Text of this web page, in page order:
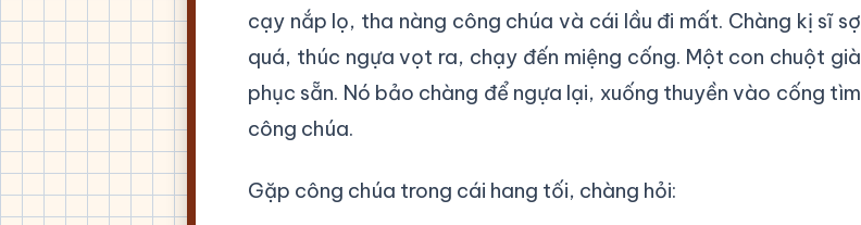
cạy nắp lọ, tha nàng công chúa và cái lầu đi mất. Chàng kị sĩ sợ
quá, thúc ngựa vọt ra, chạy đến miệng cống. Một con chuột già
phục sẵn. Nó bảo chàng để ngựa lại, xuống thuyền vào cống tìm
công chúa.
Gặp công chúa trong cái hang tối, chàng hỏi: